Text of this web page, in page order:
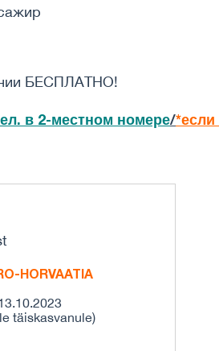
БЕСПЛАТНО!
в 2-местном номере/*если
HORVAATIA
täiskasvanule)